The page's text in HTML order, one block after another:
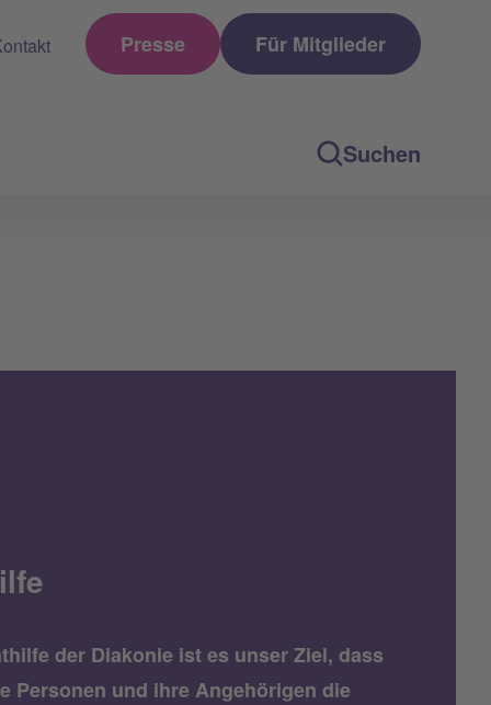
Suchen
Presse Für Mitglieder
der Diakonie ist es unser Ziel, dass
Personen und ihre Angehörigen die